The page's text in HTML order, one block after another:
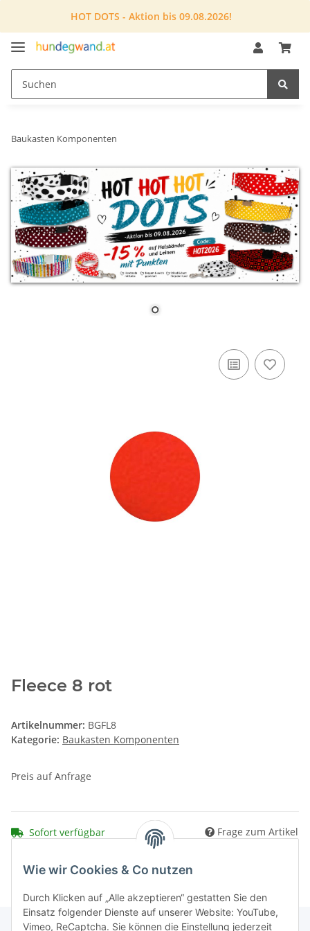
HOT DOTS - Aktion bis 09.08.2026!
Baukasten Komponenten
Fleece 8 rot
Artikelnummer: BGFL8
Kategorie: Baukasten Komponenten
Preis auf Anfrage
Sofort verfügbar Frage zum Artikel
Wie wir Cookies & Co nutzen
Durch Klicken auf „Alle akzeptieren“ gestatten Sie den
Einsatz folgender Dienste auf unserer Website: YouTube,
Vimeo, ReCaptcha. Sie können die Einstellung jederzeit